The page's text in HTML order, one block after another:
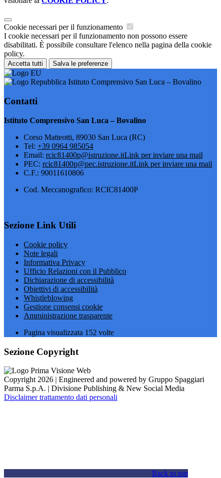
Cookie necessari per il funzionamento
I cookie necessari per il funzionamento non possono essere
disabilitati. È possibile consultare l'elenco nella pagina della cookie
policy.
Accetta tutti Salva le preferenze
Istituto Comprensivo San Luca – Bovalino
Contatti
Istituto Comprensivo San Luca – Bovalino
Corso Matteotti, 89030 San Luca (RC)
Tel: +39 0964 985054
Email: rcic81400p@istruzione.itLink per inviare una mail
PEC: rcic81400p@pec.istruzione.itLink per inviare una mail
C.F.: 90011610806
Cod. Meccanografico: RCIC81400P
Sezione Link Utili
Cookie policy
Note legali
Informativa Privacy
Ufficio Relazioni con il Pubblico
Dichiarazione di accessibilità
Obiettivi di accessibilità
Whistleblowing
Gestione consensi cookie
Amministrazione trasparente
Pagina visualizzata 152 volte
Sezione Copyright
Copyright 2026 | Engineered and powered by Gruppo Spaggiari
Parma S.p.A. | Divisione Publishing & New Social Media
Disclaimer trattamento dati personali
Back to top